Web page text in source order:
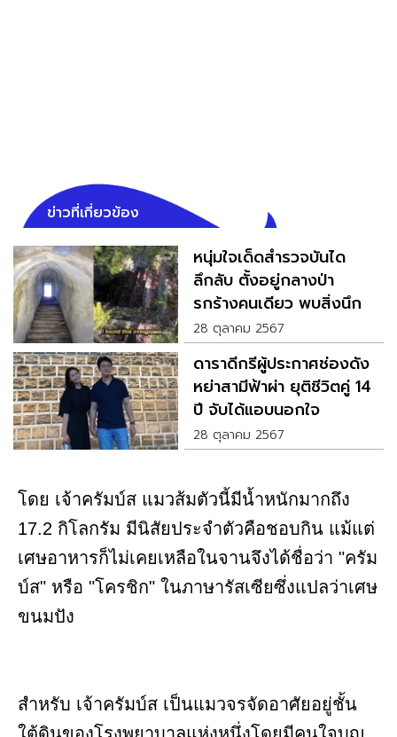
ข่าวที่เกี่ยวข้อง
หนุ่มใจเด็ดสำรวจบันได
ลึกลับ ตั้งอยู่กลางป่า
รกร้างคนเดียว พบสิ่งนึก
ไม่ถึง
28 ตุลาคม 2567
ดาราดีกรีผู้ประกาศช่องดัง
หย่าสามีฟ้าผ่า ยุติชีวิตคู่ 14
ปี จับได้แอบนอกใจ
28 ตุลาคม 2567
โดย เจ้าครัมบ์ส แมวส้มตัวนี้มีน้ำหนักมากถึง
17.2 กิโลกรัม มีนิสัยประจำตัวคือชอบกิน แม้แต่
เศษอาหารก็ไม่เคยเหลือในจานจึงได้ชื่อว่า "ครัม
บ์ส" หรือ "โครชิก" ในภาษารัสเซียซึ่งแปลว่าเศษ
ขนมปัง
สำหรับ เจ้าครัมบ์ส เป็นแมวจรจัดอาศัยอยู่ชั้น